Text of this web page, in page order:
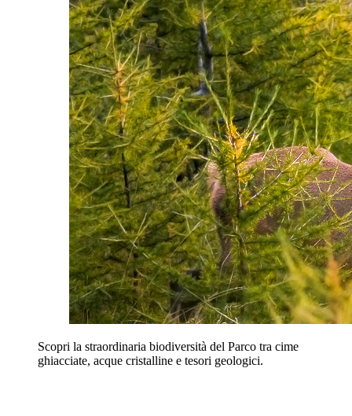
Scopri la straordinaria biodiversità del Parco tra cime
ghiacciate, acque cristalline e tesori geologici.